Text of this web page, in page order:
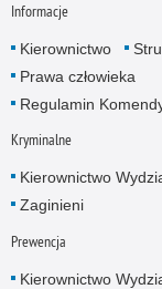
Informacje
Kierownictwo
Prawa człowieka
Regulamin
Kryminalne
Kierownictwo
Zaginieni
Prewencja
Kierownictwo